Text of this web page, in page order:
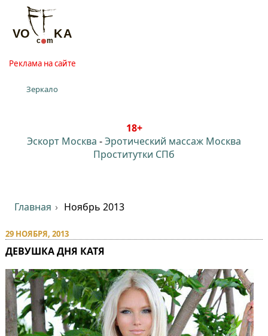
Реклама на сайте
Зеркало
18+
Эскорт Москва -Эротический массаж Москва
Проститутки СПб
Главная Ноябрь 2013
29 НОЯБРЯ, 2013
ДЕВУШКА ДНЯ КАТЯ